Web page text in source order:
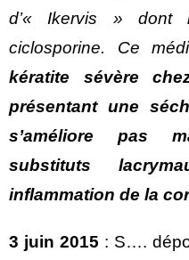
d’« Ikervis » dont
ciclosporine. Ce
kératite sévère
présentant une
s’améliore pas
substituts
inflammation de la
3 juin 2015 : S….